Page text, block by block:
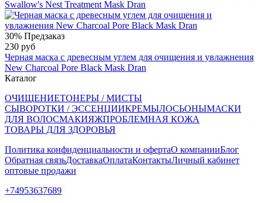
Swallow's Nest Treatment Mask Dran
30% Предзаказ
230 руб
Черная маска с древесным углем для очищения и увлажнения
New Charcoal Pore Black Mask Dran
Каталог
ОЧИЩЕНИЕТОНЕРЫ / МИСТЫ
СЫВОРОТКИ / ЭССЕНЦИИКРЕМЫЛОСЬОНЫМАСКИ
ДЛЯ ВОЛОСМАКИЯЖПРОБЛЕМНАЯ КОЖА
ТОВАРЫ ДЛЯ ЗДОРОВЬЯ
Политика конфиденциальности и офертаО компанииБлог
Обратная связьДоставкаОплатаКонтактыЛичный кабинет
оптовые продажи
+74953637689